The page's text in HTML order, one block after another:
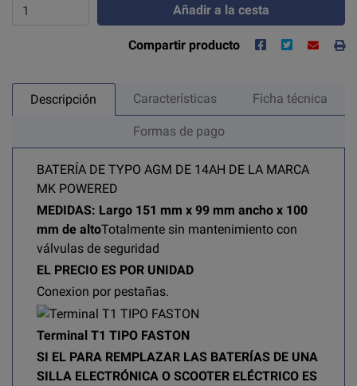
Añadir a la cesta
Compartir producto
Descripción Características Ficha técnica
Formas de pago
BATERÍA DE TYPO AGM DE 14AH DE LA MARCA
MK POWERED
MEDIDAS: Largo 151 mm x 99 mm ancho x 100
mm de altoTotalmente sin mantenimiento con
válvulas de seguridad
EL PRECIO ES POR UNIDAD
Conexion por pestañas.
Terminal T1 TIPO FASTON
SI EL PARA REMPLAZAR LAS BATERÍAS DE UNA
SILLA ELECTRÓNICA O SCOOTER ELÉCTRICO ES